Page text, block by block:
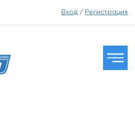
Вход / Регистрация